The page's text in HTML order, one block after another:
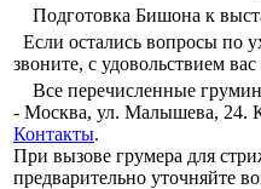
Подготовка Бишона к
Если остались вопросы по
звоните, с удовольствием
Все перечисленные
- Москва, ул. Малышева, 24.
Контакты.
При вызове грумера для
предварительно уточняйте